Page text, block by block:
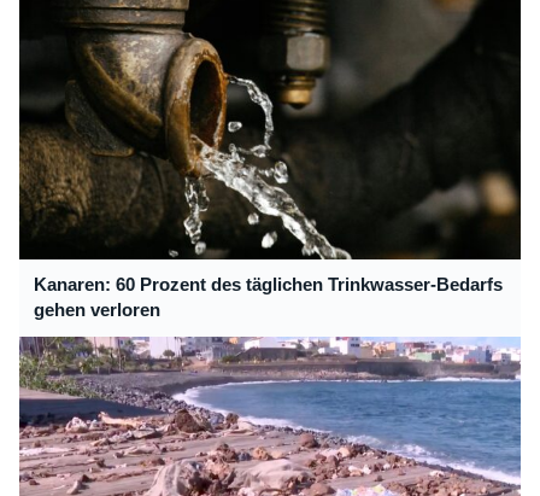
Kanaren: 60 Prozent des täglichen Trinkwasser-Bedarfs
gehen verloren